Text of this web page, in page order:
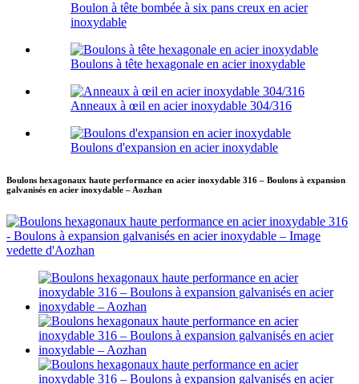
Boulon à tête bombée à six pans creux en acier
inoxydable
Boulons à tête hexagonale en acier inoxydable
Anneaux à œil en acier inoxydable 304/316
Boulons d'expansion en acier inoxydable
Boulons hexagonaux haute performance en acier inoxydable 316 – Boulons à expansion
galvanisés en acier inoxydable – Aozhan